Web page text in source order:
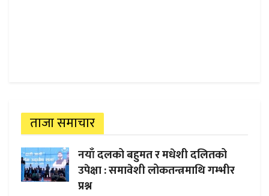
ताजा समाचार
नयाँ दलको बहुमत र मधेशी दलितको
उपेक्षा : समावेशी लोकतन्त्रमाथि गम्भीर
प्रश्न